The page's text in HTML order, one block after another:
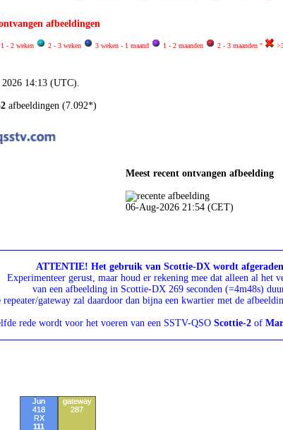
afbeeldingen
1 - 2 weken 2 - 3 weken 3 weken - 1 maand 1 - 2 maanden 2 - 3 maanden "
2026 14:13 (UTC).
afbeeldingen (7.092*)
Meest recent ontvangen afbeelding
06-Aug-2026 21:54 (CET)
ATTENTIE! Het gebruik van Scottie-DX wordt
Experimenteer gerust, maar houd er rekening mee dat alleen al het
van een afbeelding in Scottie-DX 269 seconden (=4m48s)
repeater/gateway zal daardoor dan bijna een kwartier met de
rede wordt voor het voeren van een SSTV-QSO Scottie-2 of
Jun
418
RX
111
Jul
287
gateway
287